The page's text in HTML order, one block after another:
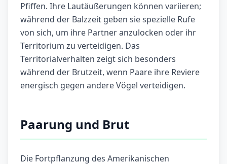
Pfiffen. Ihre Lautäußerungen können variieren;
während der Balzzeit geben sie spezielle Rufe
von sich, um ihre Partner anzulocken oder ihr
Territorium zu verteidigen. Das
Territorialverhalten zeigt sich besonders
während der Brutzeit, wenn Paare ihre Reviere
energisch gegen andere Vögel verteidigen.
Paarung und Brut
Die Fortpflanzung des Amerikanischen